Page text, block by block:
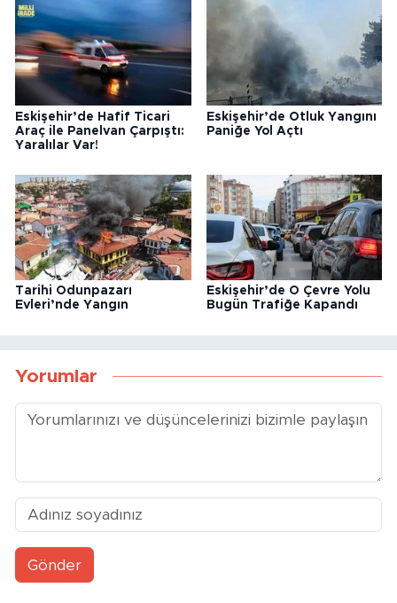
Eskişehir’de Hafif Ticari
Araç ile Panelvan Çarpıştı:
Yaralılar Var!
Eskişehir’de Otluk Yangını
Paniğe Yol Açtı
Tarihi Odunpazarı
Evleri’nde Yangın
Eskişehir’de O Çevre Yolu
Bugün Trafiğe Kapandı
Yorumlar
Gönder